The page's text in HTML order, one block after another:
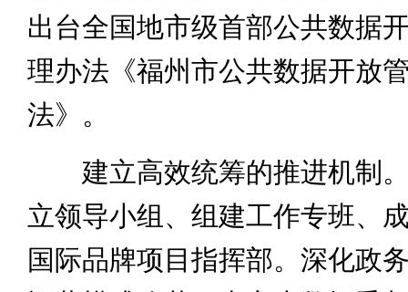
出台全国地市级首部公共数据
理办法《福州市公共数据开放
法》。
建立高效统筹的推进机制。
立领导小组、组建工作专班、
国际品牌项目指挥部。深化政